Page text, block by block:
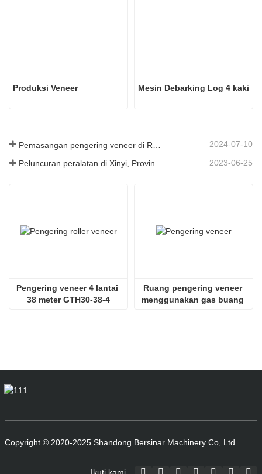
Produksi Veneer Mesin Debarking Log 4 kaki
2024-07-10
2023-06-25
Pengering veneer 4 lantai
38 meter GTH30-38-4
Ruang pengering veneer
menggunakan gas buang
Copyright © 2020-2025 Shandong Bersinar Machinery Co, Ltd
Ikuti kami